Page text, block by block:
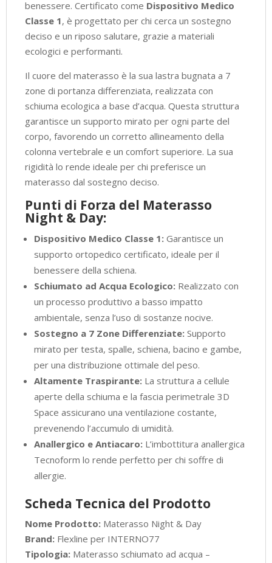
benessere. Certificato come Dispositivo Medico
Classe 1, è progettato per chi cerca un sostegno
deciso e un riposo salutare, grazie a materiali
ecologici e performanti.
Il cuore del materasso è la sua lastra bugnata a 7
zone di portanza differenziata, realizzata con
schiuma ecologica a base d’acqua. Questa struttura
garantisce un supporto mirato per ogni parte del
corpo, favorendo un corretto allineamento della
colonna vertebrale e un comfort superiore. La sua
rigidità lo rende ideale per chi preferisce un
materasso dal sostegno deciso.
Punti di Forza del Materasso
Night & Day:
Dispositivo Medico Classe 1: Garantisce un
supporto ortopedico certificato, ideale per il
benessere della schiena.
Schiumato ad Acqua Ecologico: Realizzato con
un processo produttivo a basso impatto
ambientale, senza l’uso di sostanze nocive.
Sostegno a 7 Zone Differenziate: Supporto
mirato per testa, spalle, schiena, bacino e gambe,
per una distribuzione ottimale del peso.
Altamente Traspirante: La struttura a cellule
aperte della schiuma e la fascia perimetrale 3D
Space assicurano una ventilazione costante,
prevenendo l’accumulo di umidità.
Anallergico e Antiacaro: L’imbottitura anallergica
Tecnoform lo rende perfetto per chi soffre di
allergie.
Scheda Tecnica del Prodotto
Nome Prodotto: Materasso Night & Day
Brand: Flexline per INTERNO77
Tipologia: Materasso schiumato ad acqua –